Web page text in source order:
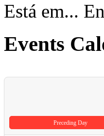
Está em...
Events
Preceding Day